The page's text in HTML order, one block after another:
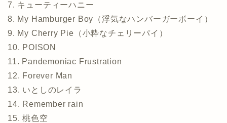
7. キューティーハニー
8. My Hamburger Boy（浮気なハンバーガーボーイ）
9. My Cherry Pie（小粋なチェリーパイ）
10. POISON
11. Pandemoniac Frustration
12. Forever Man
13. いとしのレイラ
14. Remember rain
15. 桃色空